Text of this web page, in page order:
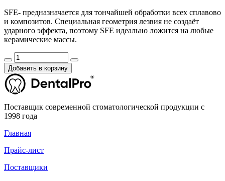
SFE- предназначается для тончайшей обработки всех сплавово
и композитов. Специальная геометрия лезвия не создаёт
ударного эффекта, поэтому SFE идеально ложится на любые
керамические массы.
Добавить в корзину
Поставщик современной стоматологической продукции с
1998 года
Главная
Прайс-лист
Поставщики